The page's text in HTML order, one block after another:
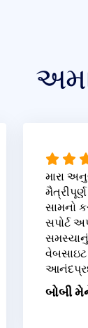
મારા
સામનો
સપોર્ટ
સમસ્યાનું
બોબી